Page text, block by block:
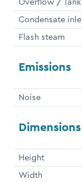
Condensate
Flash steam
Emissions
Noise
Dimensions
Height
Width